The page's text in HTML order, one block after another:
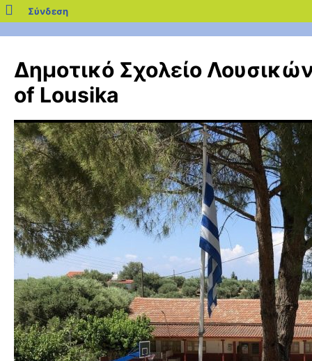
blogs.sch.gr
Σύνδεση
περιεχόμενο
Δημοτικό Σχολείο
of Lousika